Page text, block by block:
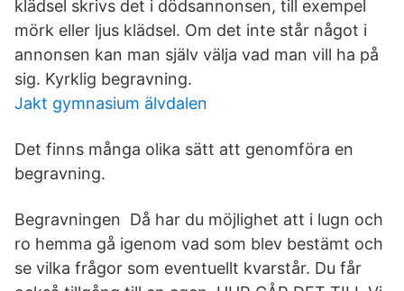
klädsel skrivs det i dödsannonsen, till exempel
mörk eller ljus klädsel. Om det inte står något i
annonsen kan man själv välja vad man vill ha på
sig. Kyrklig begravning.
Jakt gymnasium älvdalen
Det finns många olika sätt att genomföra en
begravning.
Begravningen Då har du möjlighet att i lugn och
ro hemma gå igenom vad som blev bestämt och
se vilka frågor som eventuellt kvarstår. Du får